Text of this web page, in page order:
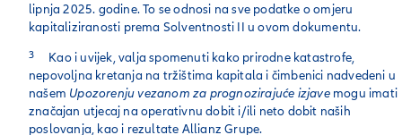
lipnja 2025. godine. To se odnosi na sve podatke o omjeru
kapitaliziranosti prema Solventnosti II u ovom dokumentu.
3 Kao i uvijek, valja spomenuti kako prirodne katastrofe,
nepovoljna kretanja na tržištima kapitala i čimbenici nadvedeni u
našem Upozorenju vezanom za prognozirajuće izjavemogu imati
značajan utjecaj na operativnu dobit i/ili neto dobit naših
poslovanja, kao i rezultate Allianz Grupe.